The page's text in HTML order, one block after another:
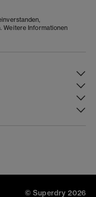
Weitere Informationen
© Superdry 2026